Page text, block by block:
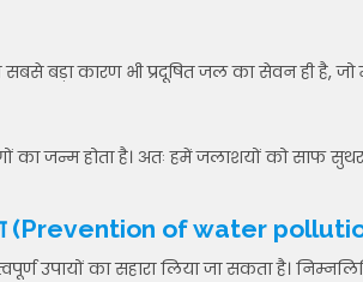
सबसे बड़ा कारण भी प्रदूषित जल का सेवन ही है,
का जन्म होता है। अतः हमें जलाशयों को साफ
(Prevention of water
उपायों का सहारा लिया जा सकता है।